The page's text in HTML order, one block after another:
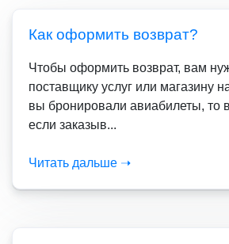
Как оформить возврат?
Чтобы оформить возврат, вам
поставщику услуг или магазину
вы бронировали авиабилеты, то
если заказыв...
Читать дальше ➝